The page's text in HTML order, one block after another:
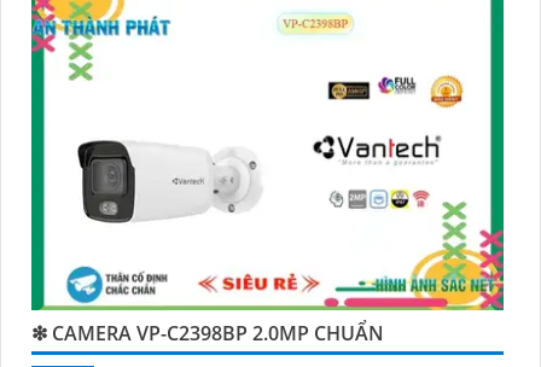
kỹ thuật chuyên nghiệp của Vantech sẽ giúp bạn lựa
chọn giải pháp camera phù hợp với nhu cầu và ngân
sách của bạn.
Nếu bạn đang tìm kiếm một giải pháp giám sát an
Camera Vantech Việt Nam là một lựa chọn hàng đầu
mà bạn có thể tin tưởng.
❇ CAMERA VP-C2398BP 2.0MP CHUẨN